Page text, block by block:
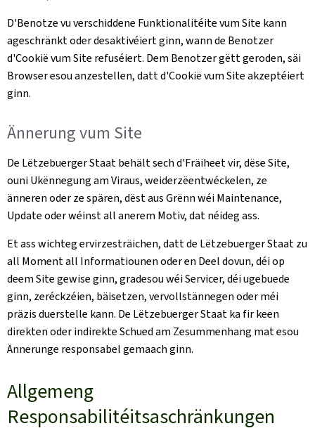
D'Benotze vu verschiddene Funktionalitéite vum Site kann
ageschränkt oder desaktivéiert ginn, wann de Benotzer
d'Cookië vum Site refuséiert. Dem Benotzer gëtt geroden, säi
Browser esou anzestellen, datt d'Cookië vum Site akzeptéiert
ginn.
Ännerung vum Site
De Lëtzebuerger Staat behält sech d'Fräiheet vir, dëse Site,
ouni Ukënnegung am Viraus, weiderzëentwéckelen, ze
änneren oder ze spären, dëst aus Grënn wéi Maintenance,
Update oder wéinst all anerem Motiv, dat néideg ass.
Et ass wichteg ervirzesträichen, datt de Lëtzebuerger Staat zu
all Moment all Informatiounen oder en Deel dovun, déi op
deem Site gewise ginn, gradesou wéi Servicer, déi ugebuede
ginn, zeréckzéien, bäisetzen, vervollstännegen oder méi
präzis duerstelle kann. De Lëtzebuerger Staat ka fir keen
direkten oder indirekte Schued am Zesummenhang mat esou
Ännerunge responsabel gemaach ginn.
Allgemeng
Responsabilitéitsaschränkungen